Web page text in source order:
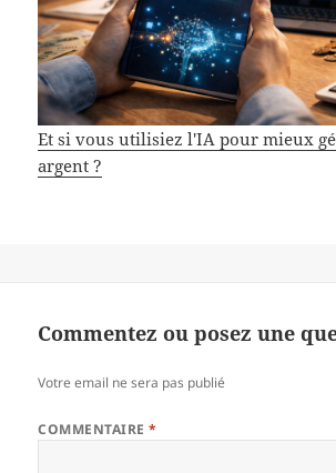
Et si vous utilisiez l'IA pour mieux
argent ?
Commentez ou posez une
Votre email ne sera pas publié
COMMENTAIRE*